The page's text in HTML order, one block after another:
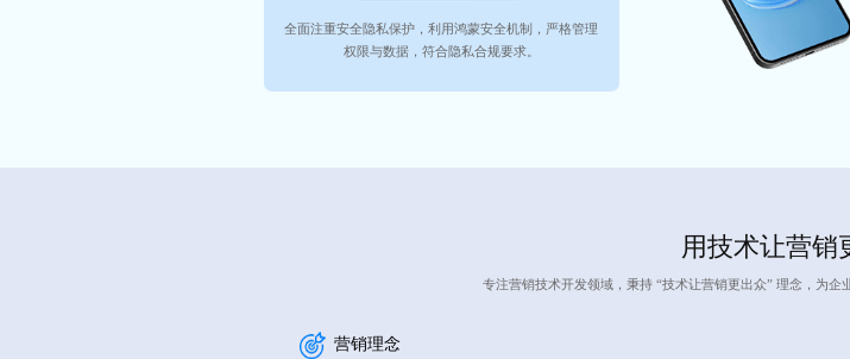
全面注重安全隐私保护，利用鸿蒙安全机制，严格管理
权限与数据，符合隐私合规要求。
用技术让营销
专注营销技术开发领域，秉持 “技术让营销更出众” 理念，为
营销理念